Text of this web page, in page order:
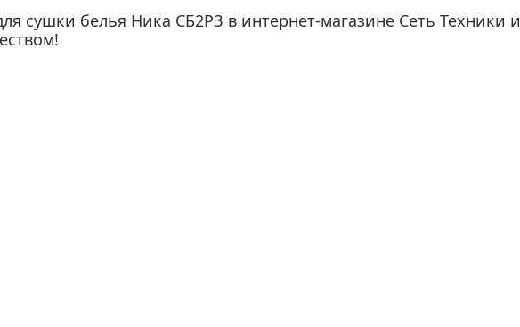
сушки белья Ника СБ2РЗ в интернет-магазине Сеть Техники и